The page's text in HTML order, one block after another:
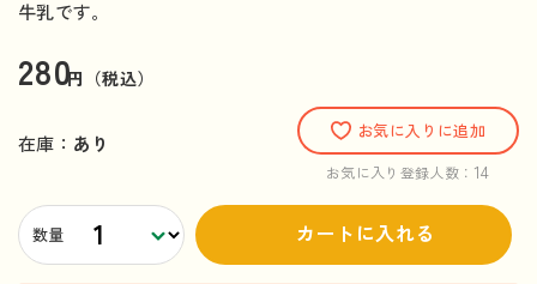
牛乳です。
280円（税込）
在庫： あり
お気に入りに追加
お気に入り登録人数： 14
数量 カートに入れる